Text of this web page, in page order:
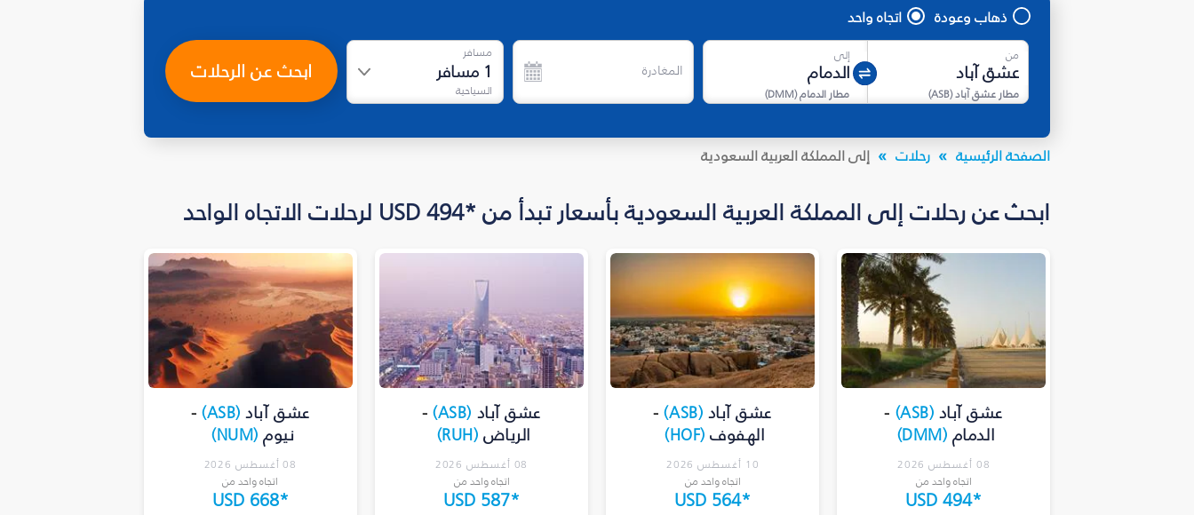
ذهاب وعودة اتجاه واحد
من
مطار عشق آباد(
ASB
)
إلى
مطار الدمام(
DMM
)
المغادرة
مسافر
1 مسافر
السياحية
ابحث عن الرحلات
الصفحة الرئيسية رحلات إلى المملكة العربية السعودية
ابحث عن رحلات إلى المملكة العربية السعودية بأسعار تبدأ من *USD 494 لرحلات الاتجاه الواحد
عشق آباد (
ASB
)
-
الدمام (
DMM
)
08 أغسطس 2026
اتجاه واحد من
USD 494*
عشق آباد (
ASB
)
-
الهفوف (
HOF
)
10 أغسطس 2026
اتجاه واحد من
USD 564*
عشق آباد (
ASB
)
-
الرياض (
RUH
)
08 أغسطس 2026
اتجاه واحد من
USD 587*
عشق آباد (
ASB
)
-
نيوم (
NUM
)
08 أغسطس 2026
اتجاه واحد من
USD 668*